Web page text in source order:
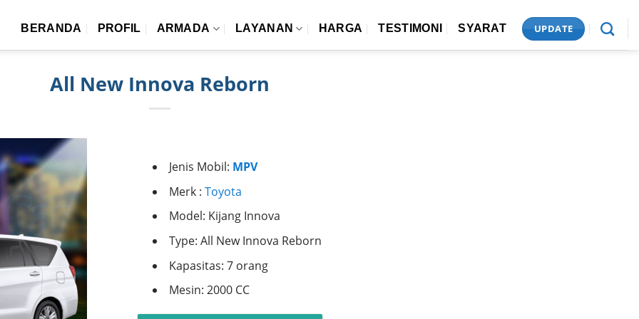
BERANDA PROFIL ARMADA LAYANAN HARGA TESTIMONI SYARAT UPDATE
All New Innova Reborn
Jenis Mobil: MPV
Merk :Toyota
Model: Kijang Innova
Type: All New Innova Reborn
Kapasitas: 7 orang
Mesin: 2000 CC